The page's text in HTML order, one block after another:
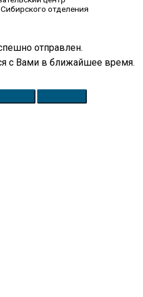
отделения
отправлен.
с Вами в ближайшее время.